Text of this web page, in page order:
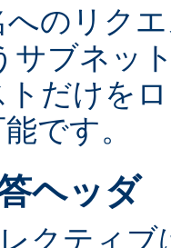
のリク
サブネッ
トだけを
です。
ヘッダ
クティブ